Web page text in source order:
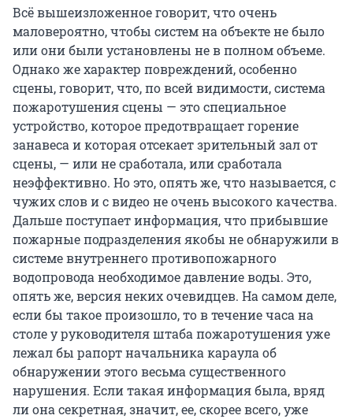
Всё вышеизложенное говорит, что очень
маловероятно, чтобы систем на объекте не было
или они были установлены не в полном объеме.
Однако же характер повреждений, особенно
сцены, говорит, что, по всей видимости, система
пожаротушения сцены — это специальное
устройство, которое предотвращает горение
занавеса и которая отсекает зрительный зал от
сцены, — или не сработала, или сработала
неэффективно. Но это, опять же, что называется, с
чужих слов и с видео не очень высокого качества.
Дальше поступает информация, что прибывшие
пожарные подразделения якобы не обнаружили в
системе внутреннего противопожарного
водопровода необходимое давление воды. Это,
опять же, версия неких очевидцев. На самом деле,
если бы такое произошло, то в течение часа на
столе у руководителя штаба пожаротушения уже
лежал бы рапорт начальника караула об
обнаружении этого весьма существенного
нарушения. Если такая информация была, вряд
ли она секретная, значит, ее, скорее всего, уже